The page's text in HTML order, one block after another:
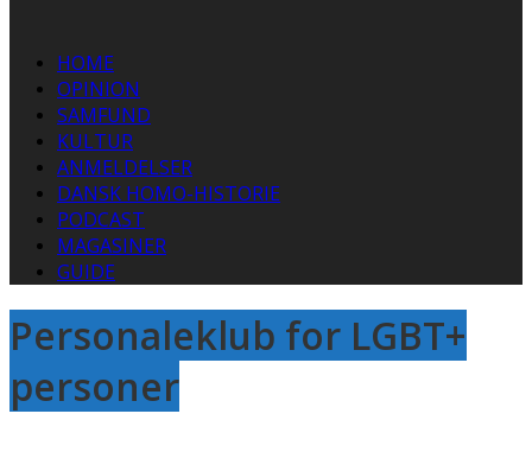
HOME
OPINION
SAMFUND
KULTUR
ANMELDELSER
DANSK HOMO-HISTORIE
PODCAST
MAGASINER
GUIDE
Personaleklub for LGBT+
personer